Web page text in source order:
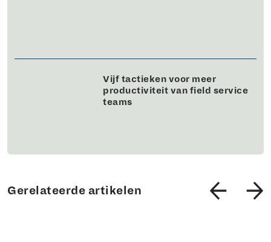
Vijf tactieken voor meer
productiviteit van field service
teams
Gerelateerde artikelen